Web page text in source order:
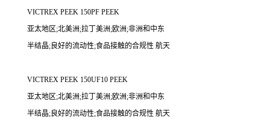
VICTREX PEEK 150PF PEEK
亚太地区;北美洲;拉丁美洲;欧洲;非洲和中东
半结晶;良好的流动性;食品接触的合规性 航天
VICTREX PEEK 150UF10 PEEK
亚太地区;北美洲;拉丁美洲;欧洲;非洲和中东
半结晶;良好的流动性;食品接触的合规性 航天